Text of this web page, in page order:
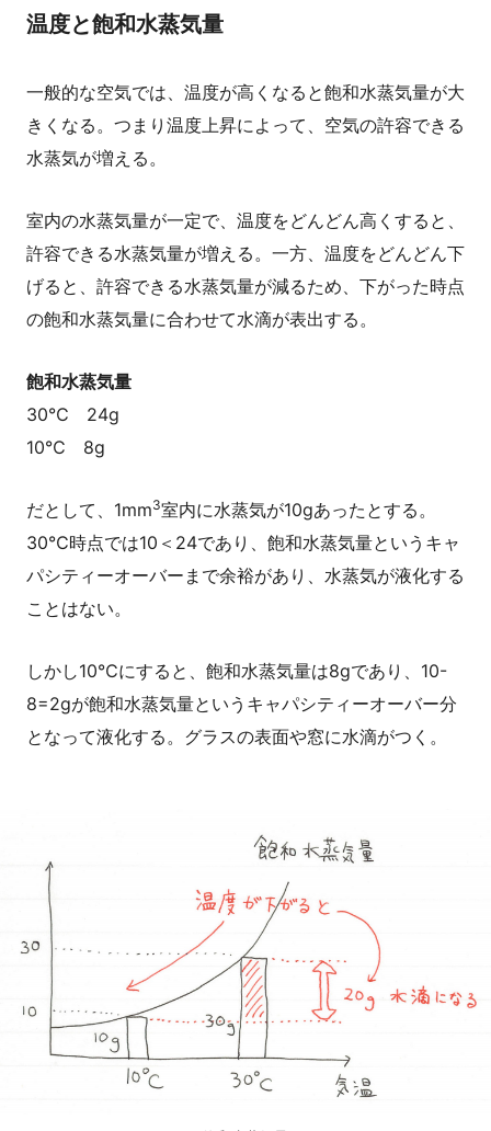
温度と飽和水蒸気量
一般的な空気では、温度が高くなると飽和水蒸気量が大
きくなる。つまり温度上昇によって、空気の許容できる
水蒸気が増える。
室内の水蒸気量が一定で、温度をどんどん高くすると、
許容できる水蒸気量が増える。一方、温度をどんどん下
げると、許容できる水蒸気量が減るため、下がった時点
の飽和水蒸気量に合わせて水滴が表出する。
飽和水蒸気量
30℃ 24g
10℃ 8g
だとして、1mm3室内に水蒸気が10gあったとする。
30℃時点では10＜24であり、飽和水蒸気量というキャ
パシティーオーバーまで余裕があり、水蒸気が液化する
ことはない。
しかし10℃にすると、飽和水蒸気量は8gであり、10-
8=2gが飽和水蒸気量というキャパシティーオーバー分
となって液化する。グラスの表面や窓に水滴がつく。